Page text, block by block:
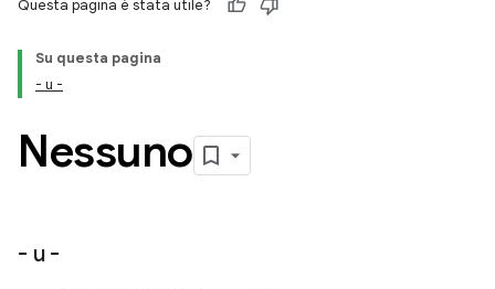
Questa pagina è stata utile?
Su questa pagina
- u -
Nessuno
- u -